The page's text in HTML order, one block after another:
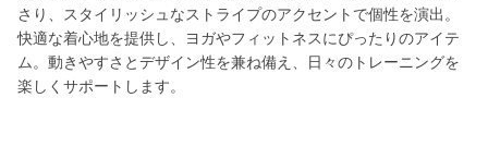
さり、スタイリッシュなストライプのアクセントで個性を演出。
快適な着心地を提供し、ヨガやフィットネスにぴったりのアイテ
ム。動きやすさとデザイン性を兼ね備え、日々のトレーニングを
楽しくサポートします。